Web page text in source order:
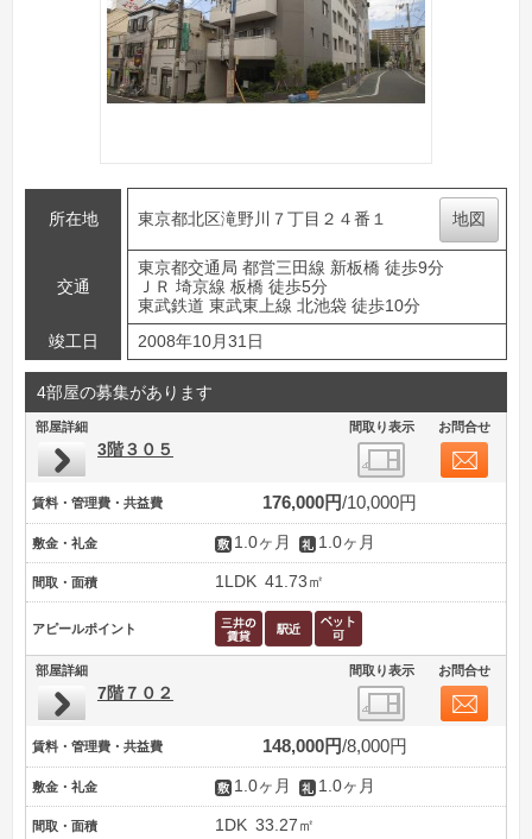
所在地 東京都北区滝野川７丁目２４番１ 地図
交通
東京都交通局 都営三田線 新板橋 徒歩9分
ＪＲ 埼京線 板橋 徒歩5分
東武鉄道 東武東上線 北池袋 徒歩10分
竣工日
2008年10月31日
4部屋の募集があります
部屋詳細 間取り表示 お問合せ
3階３０５
賃料・管理費・共益費 176,000円 10,000円
敷金・礼金 1.0ヶ月 1.0ヶ月
間取・面積 1LDK 41.73㎡
アピールポイント
部屋詳細 間取り表示 お問合せ
7階７０２
賃料・管理費・共益費 148,000円 8,000円
敷金・礼金 1.0ヶ月 1.0ヶ月
間取・面積 1DK 33.27㎡